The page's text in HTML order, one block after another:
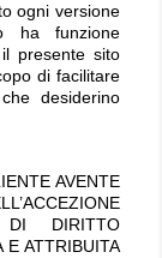
ogni versione
ha funzione
presente sito
di facilitare
desiderino
AVENTE
DI DIRITTO
E ATTRIBUITA